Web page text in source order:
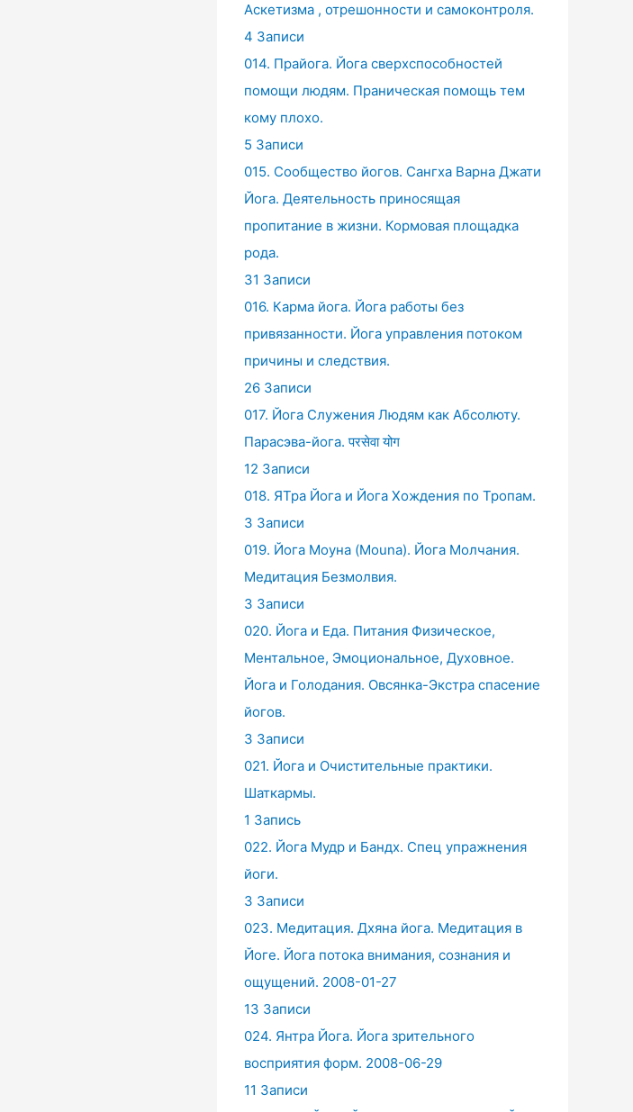
Аскетизма , отрешонности и самоконтроля.
4 Записи
014. Прайога. Йога сверхспособностей
помощи людям. Праническая помощь тем
кому плохо.
5 Записи
015. Сообщество йогов. Сангха Варна Джати
Йога. Деятельность приносящая
пропитание в жизни. Кормовая площадка
рода.
31 Записи
016. Карма йога. Йога работы без
привязанности. Йога управления потоком
причины и следствия.
26 Записи
017. Йога Служения Людям как Абсолюту.
Парасэва-йога. परसेवा योग
12 Записи
018. ЯТра Йога и Йога Хождения по Тропам.
3 Записи
019. Йога Моуна (Mouna). Йога Молчания.
Медитация Безмолвия.
3 Записи
020. Йога и Еда. Питания Физическое,
Ментальное, Эмоциональное, Духовное.
Йога и Голодания. Овсянка-Экстра спасение
йогов.
3 Записи
021. Йога и Очистительные практики.
Шаткармы.
1 Запись
022. Йога Мудр и Бандх. Спец упражнения
йоги.
3 Записи
023. Медитация. Дхяна йога. Медитация в
Йоге. Йога потока внимания, сознания и
ощущений. 2008-01-27
13 Записи
024. Янтра Йога. Йога зрительного
восприятия форм. 2008-06-29
11 Записи